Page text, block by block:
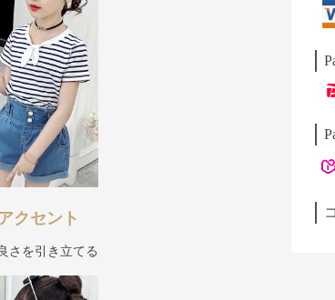
クセント
さを引き立てる